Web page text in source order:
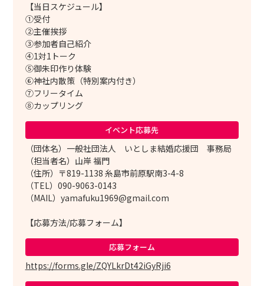
【当日スケジュール】
①受付
②主催挨拶
③参加者自己紹介
④1対1トーク
⑤御朱印作り体験
⑥神社内散策（特別案内付き）
⑦フリータイム
⑧カップリング
イベント応募先
（団体名）一般社団法人 いとしま結婚応援団 事務局
（担当者名）山岸 福門
（住所）〒819-1138 糸島市前原駅南3-4-8
（TEL）090-9063-0143
（MAIL）yamafuku1969@gmail.com
【応募方法/応募フォーム】
応募フォーム
https://forms.gle/ZQYLkrDt42iGyRji6